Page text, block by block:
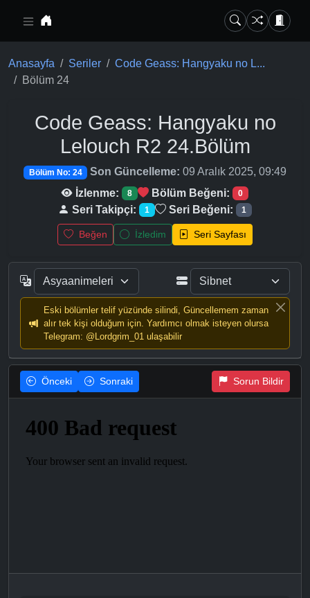
Anasayfa Seriler
Code Geass: Hangyaku no L...
Bölüm 24
Code Geass: Hangyaku no
Lelouch R2 24.Bölüm
Bölüm No: 24 Son Güncelleme: 09 Aralık 2025, 09:49
İzlenme:
8 Bölüm Beğeni: 0
Seri Takipçi: 1 Seri Beğeni: 1
Beğen İzledim Seri Sayfası
Eski bölümler telif yüzünde silindi, Güncellemem zaman
alır tek kişi olduğum için. Yardımcı olmak isteyen olursa
Telegram: @Lordgrim_01 ulaşabilir
Önceki Sonraki Sorun Bildir